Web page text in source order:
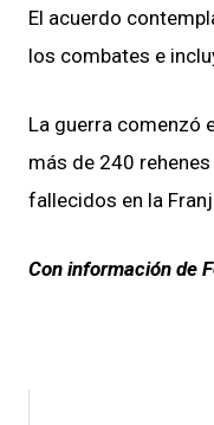
El acuerdo
los combates e
La guerra comenzó
más de 240
fallecidos en la
Con información de